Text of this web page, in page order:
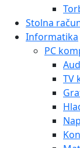
Stolna
Informatika
PC
TV